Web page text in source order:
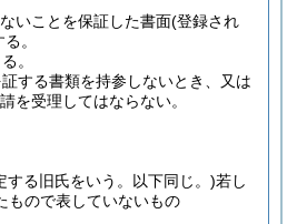
いことを保証した書面(登録され
。
。
する書類を持参しないとき、又は
を受理してはならない。
する旧氏をいう。以下同じ。)若し
もので表していないもの